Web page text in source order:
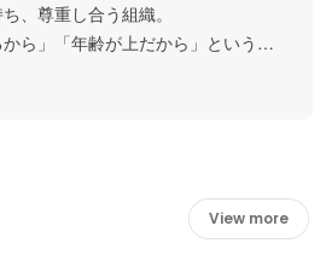
、尊重し合う組織。
ら」「年齢が上だから」という考
View more